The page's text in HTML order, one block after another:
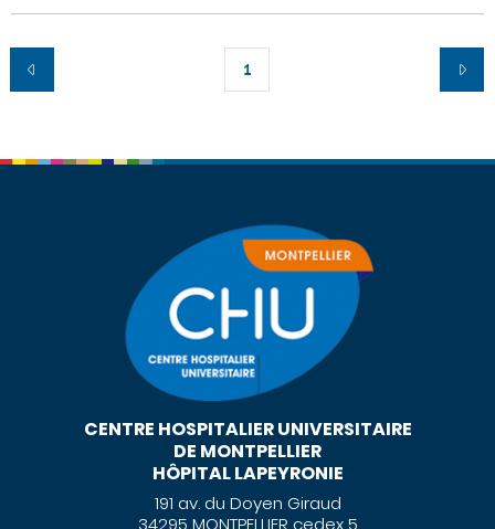
1
CENTRE HOSPITALIER UNIVERSITAIRE
DE MONTPELLIER
HÔPITAL LAPEYRONIE
191 av. du Doyen Giraud
34295 MONTPELLIER cedex 5